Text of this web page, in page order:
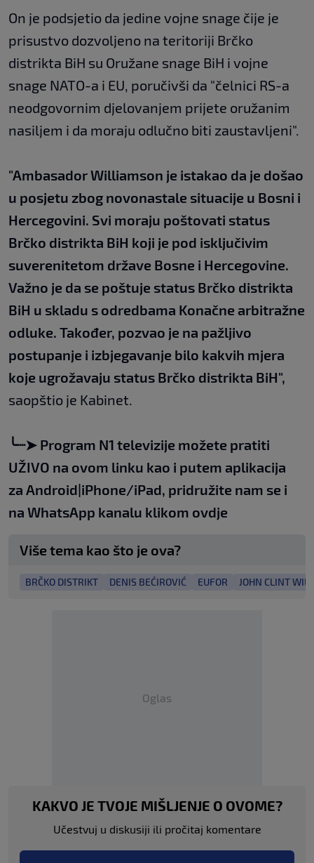
On je podsjetio da jedine vojne snage čije je
prisustvo dozvoljeno na teritoriji Brčko
distrikta BiH su Oružane snage BiH i vojne
snage NATO-a i EU, poručivši da "čelnici RS-a
neodgovornim djelovanjem prijete oružanim
nasiljem i da moraju odlučno biti zaustavljeni".
"Ambasador Williamson je istakao da je došao
u posjetu zbog novonastale situacije u Bosni i
Hercegovini. Svi moraju poštovati status
Brčko distrikta BiH koji je pod isključivim
suverenitetom države Bosne i Hercegovine.
Važno je da se poštuje status Brčko distrikta
BiH u skladu s odredbama Konačne arbitražne
odluke. Također, pozvao je na pažljivo
postupanje i izbjegavanje bilo kakvih mjera
koje ugrožavaju status Brčko distrikta BiH",
saopštio je Kabinet.
╰┈➤ Program N1 televizije možete pratiti
UŽIVO na ovom linku kao i putem aplikacija
za Android|iPhone/iPad, pridružite nam se i
na WhatsApp kanalu klikom ovdje
Više tema kao što je ova?
BRČKO DISTRIKT DENIS BEĆIROVIĆ EUFOR JOHN CLINT
Oglas
KAKVO JE TVOJE MIŠLJENJE O OVOME?
Učestvuj u diskusiji ili pročitaj komentare